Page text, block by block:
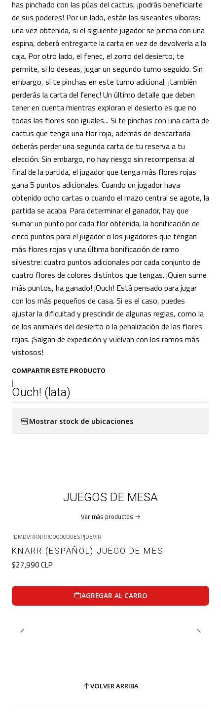
has pinchado con las púas del cactus, ¡podrás beneficiarte
de sus poderes! Por un lado, están las siseantes víboras:
una vez obtenida, si el siguiente jugador se pincha con una
espina, deberá entregarte la carta en vez de devolverla a la
caja. Por otro lado, el fenec, el zorro del desierto, te
permite, si lo deseas, jugar un segundo turno seguido. Sin
embargo, si te pinchas en este turno adicional, ¡también
perderás la carta del fenec! Un último detalle que deben
tener en cuenta mientras exploran el desierto es que no
todas las flores son iguales... Si te pinchas con una carta de
cactus que tenga una flor roja, además de descartarla
deberás perder una segunda carta de tu reserva a tu
elección. Sin embargo, no hay riesgo sin recompensa: al
final de la partida, el jugador que tenga más flores rojas
gana 5 puntos adicionales. Cuando un jugador haya
obtenido ocho cartas o cuando el mazo central se agote, la
partida se acaba. Para determinar el ganador, hay que
sumar un punto por cada flor obtenida, la bonificación de
cinco puntos para el jugador o los jugadores que tengan
más flores rojas y una última bonificación de ramo
silvestre: cuatro puntos adicionales por cada conjunto de
cuatro flores de colores distintos que tengas. ¡Quien sume
más puntos, ha ganado! ¡Ouch! Está pensado para jugar
con los más pequeños de casa. Si es el caso, puedes
ajustar la dificultad y prescindir de algunas reglas, como la
de los animales del desierto o la penalización de las flores
rojas. ¡Salgan de expedición y vuelvan con los ramos más
vistosos!
COMPARTIR ESTE PRODUCTO
|
Ouch! (lata)
Mostrar stock de ubicaciones
JUEGOS DE MESA
Ver más productos
JDMDVRKNRR0000000ESP|DEVIR
KNARR (ESPAÑOL) JUEGO DE MES
$27,990 CLP
AGREGAR AL CARRO
VOLVER ARRIBA